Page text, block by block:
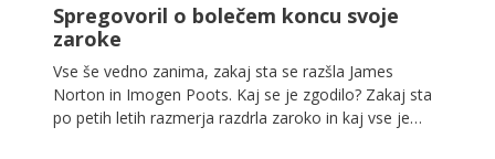
Spregovoril o bolečem koncu svoje
zaroke
Vse še vedno zanima, zakaj sta se razšla James
Norton in Imogen Poots. Kaj se je zgodilo? Zakaj sta
po petih letih razmerja razdrla zaroko in kaj vse je